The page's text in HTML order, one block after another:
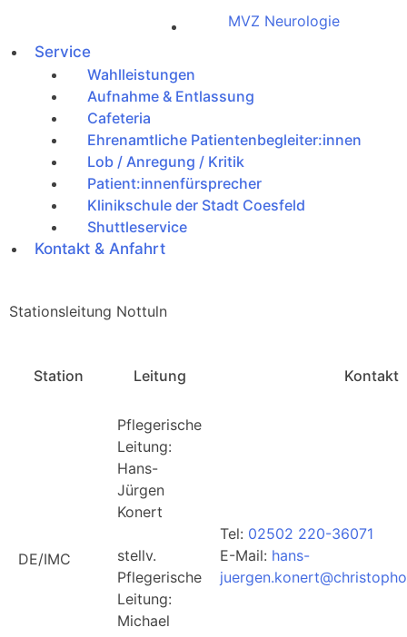
MVZ Neurologie
Service
Wahlleistungen
Aufnahme & Entlassung
Cafeteria
Ehrenamtliche Patientenbegleiter:innen
Lob / Anregung / Kritik
Patient:innenfürsprecher
Klinikschule der Stadt Coesfeld
Shuttleservice
Kontakt & Anfahrt
Stationsleitung Nottuln
Station Leitung Kontakt
DE/IMC
Pflegerische
Leitung:
Hans-
Jürgen
Konert
stellv.
Pflegerische
Leitung:
Michael
Tel: 02502 220-36071
E-Mail: hans-